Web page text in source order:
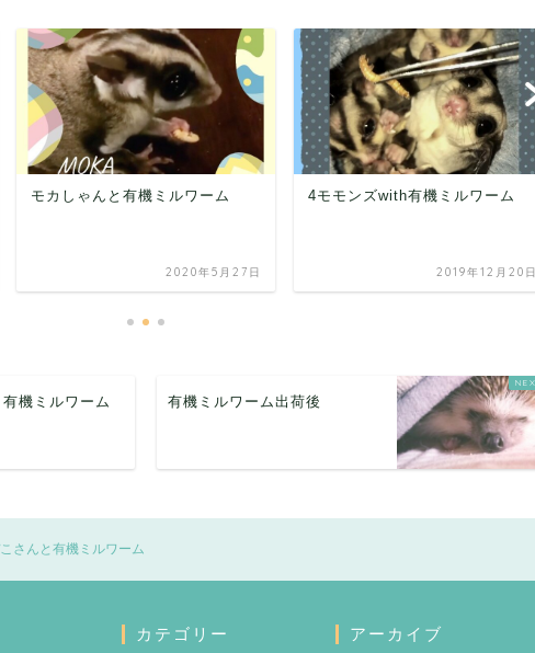
モカしゃんと有機ミルワーム
2020年5月27日
4モモンズwith有機ミルワーム
2019年12月20日
機ミルワーム 有機ミルワーム出荷後
さんと有機ミルワーム
カテゴリー アーカイブ